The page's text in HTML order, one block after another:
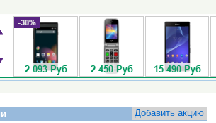
Добавить акцию